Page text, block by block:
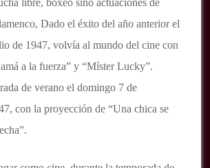
Dado el éxito del año anterior el
de 1947, volvía al mundo del cine con
a la fuerza” y “Míster Lucky”.
de verano el domingo 7 de
con la proyección de “Una chica se